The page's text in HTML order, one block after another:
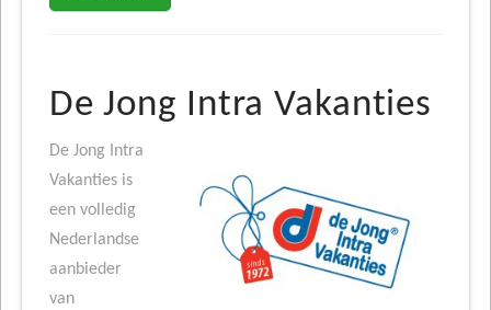
De Jong Intra Vakanties
De Jong Intra
Vakanties is
een volledig
Nederlandse
aanbieder
van